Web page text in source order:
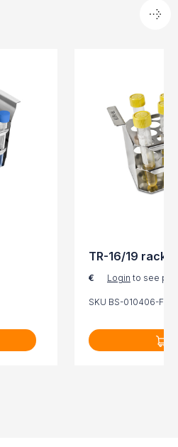
TR-16/19 rack
€ Login to see
SKU BS-010406-FK